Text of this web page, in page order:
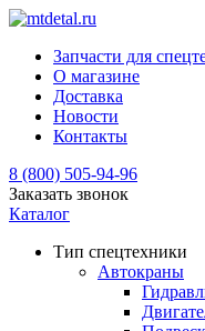
Запчасти для
О магазине
Доставка
Новости
Контакты
8 (800) 505-94-96
Заказать звонок
Каталог
Тип спецтехники
Автокраны